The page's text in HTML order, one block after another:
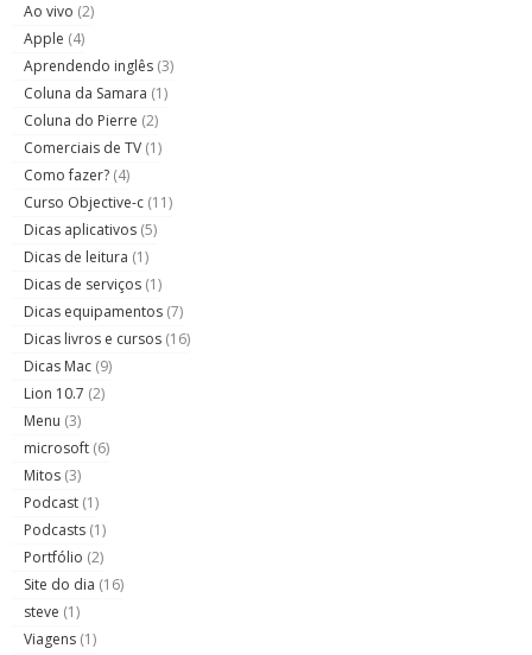
Ao vivo (2)
Apple (4)
Aprendendo inglês (3)
Coluna da Samara (1)
Coluna do Pierre (2)
Comerciais de TV (1)
Como fazer? (4)
Curso Objective-c (11)
Dicas aplicativos (5)
Dicas de leitura (1)
Dicas de serviços (1)
Dicas equipamentos (7)
Dicas livros e cursos (16)
Dicas Mac (9)
Lion 10.7 (2)
Menu (3)
microsoft (6)
Mitos (3)
Podcast (1)
Podcasts (1)
Portfólio (2)
Site do dia (16)
steve (1)
Viagens (1)